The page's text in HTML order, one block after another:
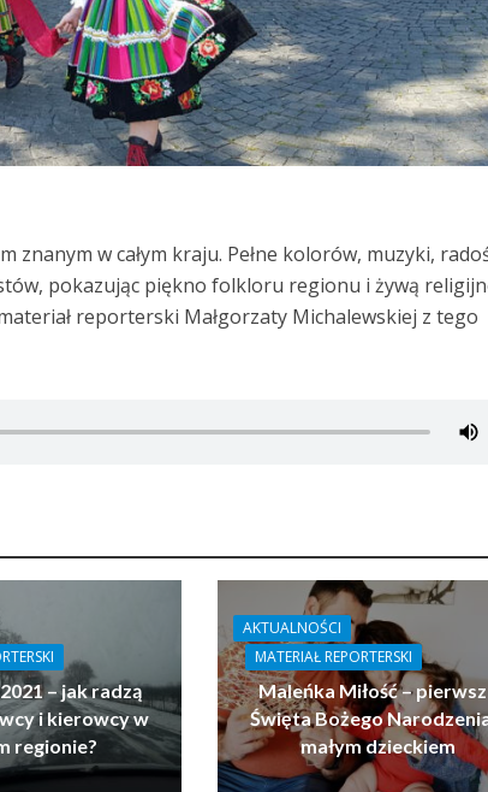
znanym w całym kraju. Pełne kolorów, muzyki,
pokazując piękno folkloru regionu i żywą
reporterski Małgorzaty Michalewskiej z tego
– jak radzą
i kierowcy w
regionie?
AKTUALNOŚCI
MATERIAŁ REPORTERSKI
Maleńka Miłość –
Święta Bożego
małym dzieckiem